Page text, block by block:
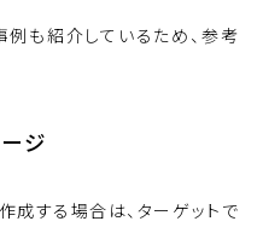
も紹介しているため、参考
ジ
成する場合は、ターゲットで